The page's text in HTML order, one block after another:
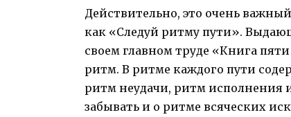
Действительно, это очень
как «Следуй ритму пути».
своем главном труде «Книга
ритм. В ритме каждого пути
ритм неудачи, ритм исполнения
забывать и о ритме всяческих